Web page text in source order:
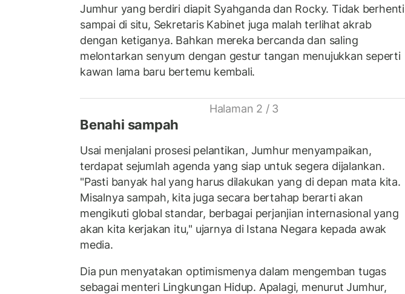
Jumhur yang berdiri diapit Syahganda dan Rocky. Tidak berhenti
sampai di situ, Sekretaris Kabinet juga malah terlihat akrab
dengan ketiganya. Bahkan mereka bercanda dan saling
melontarkan senyum dengan gestur tangan menujukkan seperti
kawan lama baru bertemu kembali.
Halaman 2 / 3
Benahi sampah
Usai menjalani prosesi pelantikan, Jumhur menyampaikan,
terdapat sejumlah agenda yang siap untuk segera dijalankan.
"Pasti banyak hal yang harus dilakukan yang di depan mata kita.
Misalnya sampah, kita juga secara bertahap berarti akan
mengikuti global standar, berbagai perjanjian internasional yang
akan kita kerjakan itu," ujarnya di Istana Negara kepada awak
media.
Dia pun menyatakan optimismenya dalam mengemban tugas
sebagai menteri Lingkungan Hidup. Apalagi, menurut Jumhur,